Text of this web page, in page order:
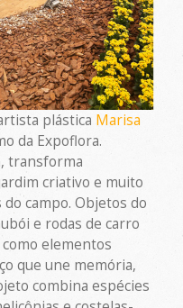
plástica Marisa
da Expoflora.
transforma
criativo e muito
campo. Objetos do
e rodas de carro
elementos
que une memória,
combina espécies